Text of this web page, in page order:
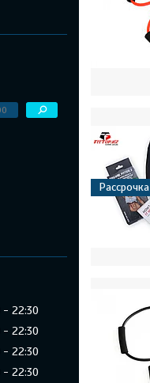
Рассрочка
22:30
22:30
22:30
22:30